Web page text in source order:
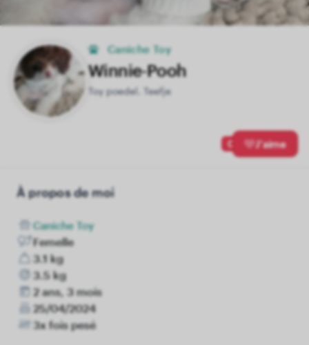
Caniche Toy
Winnie-Pooh
Toy poedel. Teefje
0 J'aime
À propos de moi
Caniche Toy
Femelle
3.1 kg
3.5 kg
2 ans, 3 mois
25/04/2024
3x fois pesé